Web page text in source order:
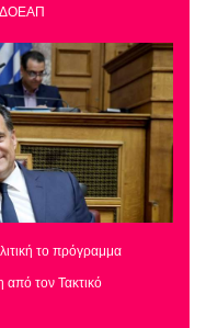
το πρόγραμμα
τον Τακτικό